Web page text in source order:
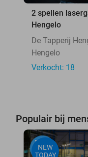
2 spellen
Hengelo
De Tapperij
Hengelo
Verkocht: 18
Populair bij
NEW
TODAY